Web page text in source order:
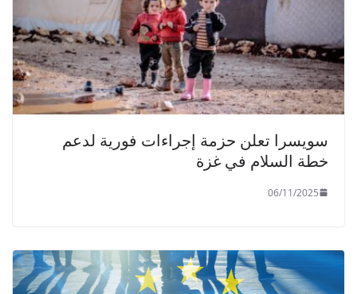
سويسرا تعلن حزمة إجراءات فورية لدعم
خطة السلام في غزة
06/11/2025